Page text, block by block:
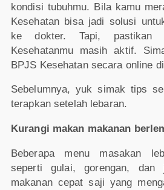
kondisi tubuhmu. Bila kamu
Kesehatan bisa jadi solusi
ke dokter. Tapi, pastikan
Kesehatanmu masih aktif.
BPJS Kesehatan secara online
Sebelumnya, yuk simak tips
terapkan setelah lebaran.
Kurangi makan makanan
Beberapa menu masakan
seperti gulai, gorengan, dan
makanan cepat saji yang